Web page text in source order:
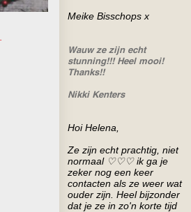
Meike Bisschops x
Wauw ze zijn echt
stunning!!! Heel mooi!
Thanks!!
Nikki Kenters
Hoi Helena,
Ze zijn echt prachtig, niet
normaal ♡♡♡ ik ga je
zeker nog een keer
contacten als ze weer wat
ouder zijn. Heel bijzonder
dat je ze in zo'n korte tijd